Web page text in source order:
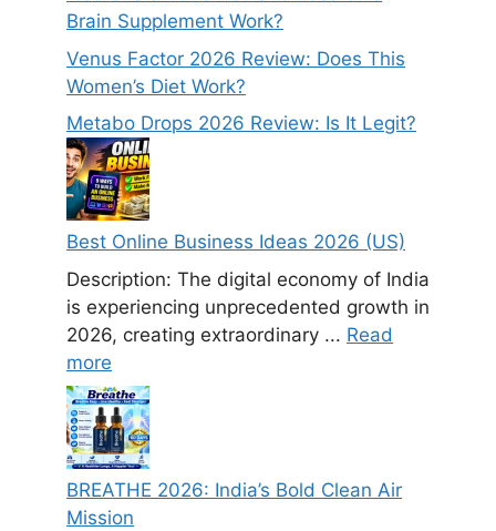
Brain Supplement Work?
Venus Factor 2026 Review: Does This
Women’s Diet Work?
Metabo Drops 2026 Review: Is It Legit?
Best Online Business Ideas 2026 (US)
Description: The digital economy of India
is experiencing unprecedented growth in
2026, creating extraordinary ... Read
more
BREATHE 2026: India’s Bold Clean Air
Mission